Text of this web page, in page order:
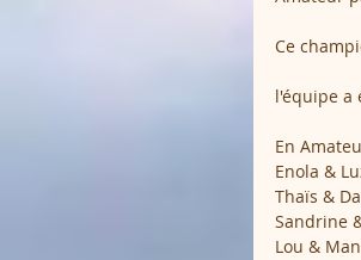
Ce
l'équipe a
En
Enola &
Thaïs &
Sandrine
Lou &